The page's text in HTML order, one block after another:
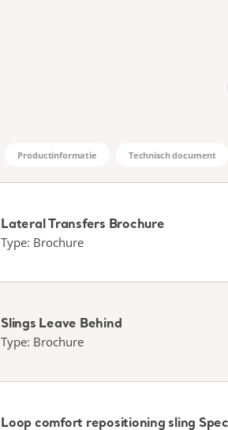
Productinformatie Technisch document
Lateral Transfers Brochure
Type: Brochure
Slings Leave Behind
Type: Brochure
Loop comfort repositioning sling